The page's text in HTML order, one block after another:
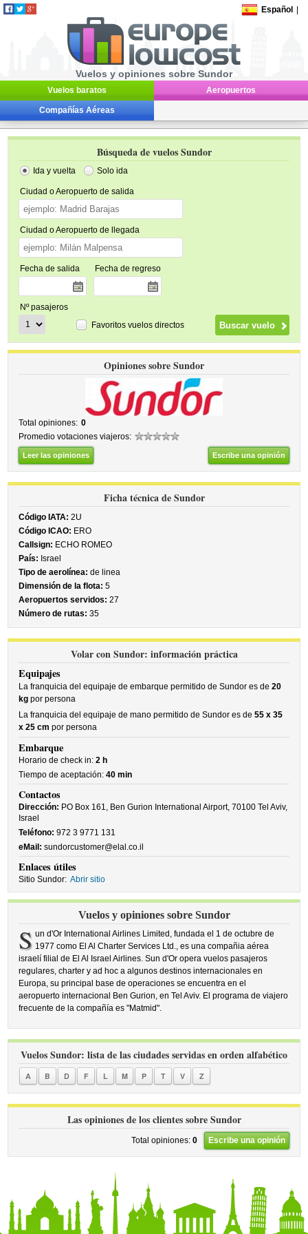
Español
Vuelos y opiniones sobre Sundor
Vuelos baratos Aeropuertos
Compañías Aéreas
Búsqueda de vuelos Sundor
Ida y vuelta Solo ida
Ciudad o Aeropuerto de salida
Ciudad o Aeropuerto de llegada
Fecha de salida Fecha de regreso
Nº pasajeros
Favoritos vuelos directos
Opiniones sobre Sundor
Total opiniones: 0
Promedio votaciones viajeros:
Leer las opiniones Escribe una opinión
Ficha técnica de Sundor
Código IATA: 2U
Código ICAO: ERO
Callsign: ECHO ROMEO
País: Israel
Tipo de aerolínea: de linea
Dimensión de la flota: 5
Aeropuertos servidos: 27
Número de rutas: 35
Volar con Sundor: información práctica
Equipajes
La franquicia del equipaje de embarque permitido de Sundor es de20
kg por persona
La franquicia del equipaje de mano permitido de Sundor es de55 x 35
x 25 cm por persona
Embarque
Horario de check in:2 h
Tiempo de aceptación:40 min
Contactos
Dirección: PO Box 161, Ben Gurion International Airport, 70100 Tel Aviv,
Israel
Teléfono: 972 3 9771 131
eMail: sundorcustomer@elal.co.il
Enlaces útiles
Sitio Sundor: Abrir sitio
Vuelos y opiniones sobre Sundor
S un d'Or International Airlines Limited, fundada el 1 de octubre de
1977 como El Al Charter Services Ltd., es una compañia aérea
israelí filial de El Al Israel Airlines. Sun d'Or opera vuelos pasajeros
regulares, charter y ad hoc a algunos destinos internacionales en
Europa, su principal base de operaciones se encuentra en el
aeropuerto internacional Ben Gurion, en Tel Aviv. El programa de viajero
frecuente de la compañía es "Matmid".
Vuelos Sundor: lista de las ciudades servidas en orden alfabético
A B D F L M P T V Z
Las opiniones de los clientes sobre Sundor
Total opiniones: 0 Escribe una opinión